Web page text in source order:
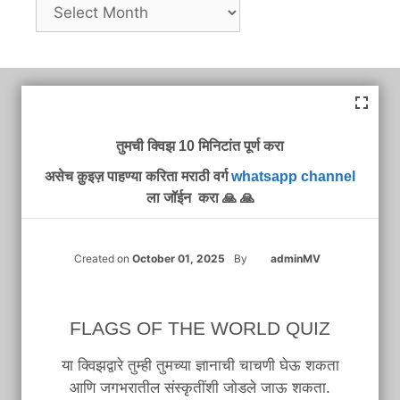
तुमची क्विझ 10 मिनिटांत पूर्ण करा
असेच क़ुइज़ पाहण्या करिता मराठी वर्गwhatsapp channel
ला जॉईन करा 🙏 🙏
Created on October 01, 2025 By adminMV
FLAGS OF THE WORLD QUIZ
या क्विझद्वारे तुम्ही तुमच्या ज्ञानाची चाचणी घेऊ शकता
आणि जगभरातील संस्कृतींशी जोडले जाऊ शकता.